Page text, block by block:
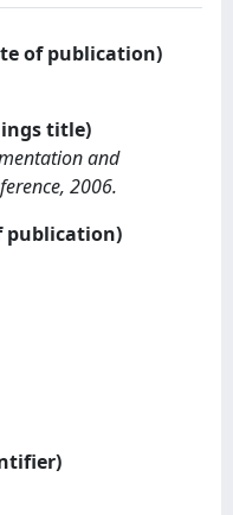
of publication)
title)
and
2006.
publication)